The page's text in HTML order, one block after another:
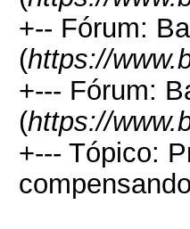
+-- Fórum:
(https://
+--- Fórum:
(https://
+--- Tópico: